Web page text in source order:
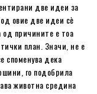
две идеи за
овие две идеи сè
причините е тоа
план. Значи, не е
споменува дека
го подобрила
животна средина